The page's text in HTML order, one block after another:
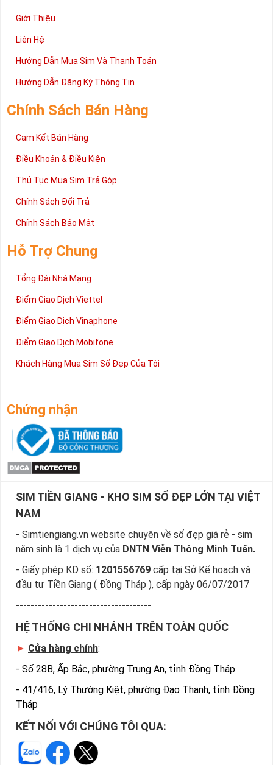
Giới Thiệu
Liên Hệ
Hướng Dẫn Mua Sim Và Thanh Toán
Hướng Dẫn Đăng Ký Thông Tin
Chính Sách Bán Hàng
Cam Kết Bán Hàng
Điều Khoản & Điều Kiện
Thủ Tục Mua Sim Trả Góp
Chính Sách Đổi Trả
Chính Sách Bảo Mật
Hỗ Trợ Chung
Tổng Đài Nhà Mạng
Điểm Giao Dịch Viettel
Điểm Giao Dịch Vinaphone
Điểm Giao Dịch Mobifone
Khách Hàng Mua Sim Số Đẹp Của Tôi
Chứng nhận
SIM TIỀN GIANG - KHO SIM SỐ ĐẸP LỚN TẠI VIỆT
NAM
- Simtiengiang.vn website chuyên về số đẹp giá rẻ - sim
năm sinh là 1 dịch vụ của DNTN Viễn Thông Minh Tuấn.
- Giấy phép KD số: 1201556769 cấp tại Sở Kế hoạch và
đầu tư Tiền Giang ( Đồng Tháp ), cấp ngày 06/07/2017
-------------------------------------
HỆ THỐNG CHI NHÁNH TRÊN TOÀN QUỐC
► Cửa hàng chính:
- Số 28B, Ấp Bắc, phường Trung An, tỉnh Đồng Tháp
- 41/416, Lý Thường Kiệt, phường Đạo Thạnh, tỉnh Đồng
Tháp
KẾT NỐI VỚI CHÚNG TÔI QUA: